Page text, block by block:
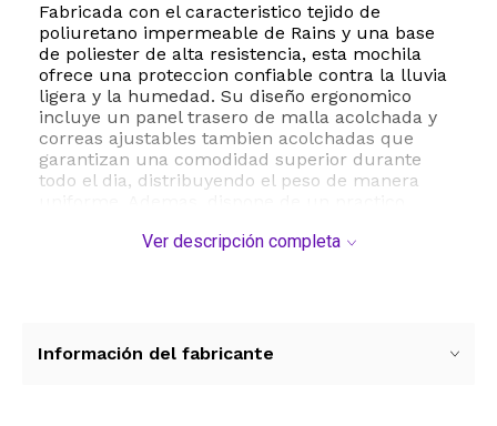
Fabricada con el caracteristico tejido de
poliuretano impermeable de Rains y una base
de poliester de alta resistencia, esta mochila
ofrece una proteccion confiable contra la lluvia
ligera y la humedad. Su diseño ergonomico
incluye un panel trasero de malla acolchada y
correas ajustables tambien acolchadas que
garantizan una comodidad superior durante
todo el dia, distribuyendo el peso de manera
acceder rapidamente a tus pertenencias mas
de solo 0.67 kilogramos, la Rains Book Daypack
Ver descripción completa
Información del fabricante